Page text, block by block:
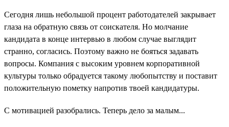
Сегодня лишь небольшой процент работодателей закрывает
глаза на обратную связь от соискателя. Но молчание
кандидата в конце интервью в любом случае выглядит
странно, согласись. Поэтому важно не бояться задавать
вопросы. Компания с высоким уровнем корпоративной
культуры только обрадуется такому любопытству и поставит
положительную пометку напротив твоей кандидатуры.
С мотивацией разобрались. Теперь дело за малым...